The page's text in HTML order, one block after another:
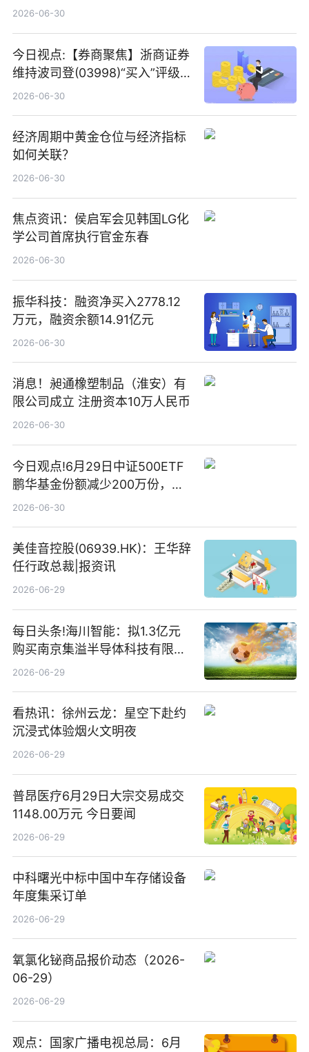
2026-06-30
今日视点:【券商聚焦】浙商证券
维持波司登(03998)“买入”评级
指其业绩高质量稳增长
2026-06-30
经济周期中黄金仓位与经济指标
如何关联？
2026-06-30
焦点资讯：侯启军会见韩国LG化
学公司首席执行官金东春
2026-06-30
振华科技：融资净买入2778.12
万元，融资余额14.91亿元
2026-06-30
消息！昶通橡塑制品（淮安）有
限公司成立 注册资本10万人民币
2026-06-30
今日观点!6月29日中证500ETF
鹏华基金份额减少200万份，重
仓股亨通光电、赤峰黄金、佰维
2026-06-30
美佳音控股(06939.HK)：王华辞
任行政总裁|报资讯
2026-06-29
每日头条!海川智能：拟1.3亿元
购买南京集溢半导体科技有限公
司15.3%股权
2026-06-29
看热讯：徐州云龙：星空下赴约
沉浸式体验烟火文明夜
2026-06-29
普昂医疗6月29日大宗交易成交
1148.00万元 今日要闻
2026-06-29
中科曙光中标中国中车存储设备
年度集采订单
2026-06-29
氧氯化铋商品报价动态（2026-
06-29）
2026-06-29
观点：国家广播电视总局：6月